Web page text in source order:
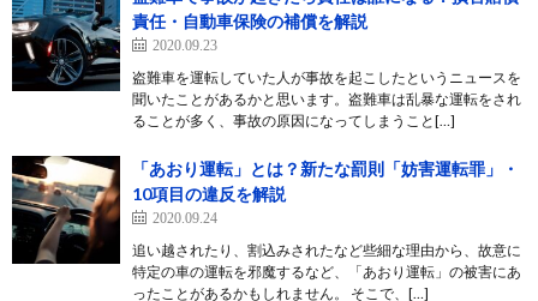
責任・自動車保険の補償を解説
2020.09.23
盗難車を運転していた人が事故を起こしたというニュースを
聞いたことがあるかと思います。盗難車は乱暴な運転をされ
ることが多く、事故の原因になってしまうこと[…]
「あおり運転」とは？新たな罰則「妨害運転罪」・
10項目の違反を解説
2020.09.24
追い越されたり、割込みされたなど些細な理由から、故意に
特定の車の運転を邪魔するなど、「あおり運転」の被害にあ
ったことがあるかもしれません。 そこで、[…]